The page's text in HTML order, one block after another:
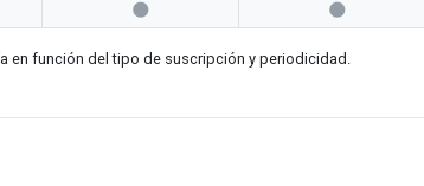
 
en función del tipo de suscripción y periodicidad.